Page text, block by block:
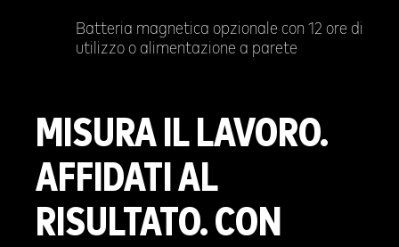
Batteria magnetica opzionale con 12 ore di
utilizzo o alimentazione a parete
MISURA IL LAVORO.
AFFIDATI AL
RISULTATO. CON